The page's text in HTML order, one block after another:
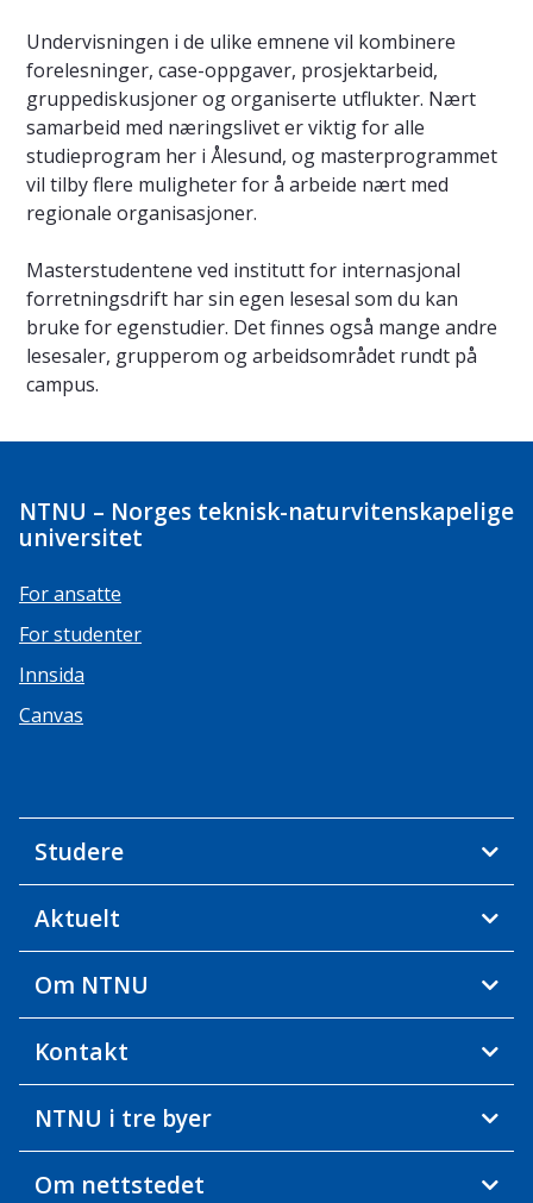
Undervisningen i de ulike emnene vil kombinere
forelesninger, case-oppgaver, prosjektarbeid,
gruppediskusjoner og organiserte utflukter. Nært
samarbeid med næringslivet er viktig for alle
studieprogram her i Ålesund, og masterprogrammet
vil tilby flere muligheter for å arbeide nært med
regionale organisasjoner.
Masterstudentene ved institutt for internasjonal
forretningsdrift har sin egen lesesal som du kan
bruke for egenstudier. Det finnes også mange andre
lesesaler, grupperom og arbeidsområdet rundt på
campus.
NTNU – Norges teknisk-naturvitenskapelige
universitet
For ansatte
For studenter
Innsida
Canvas
Studere
Aktuelt
Om NTNU
Kontakt
NTNU i tre byer
Om nettstedet